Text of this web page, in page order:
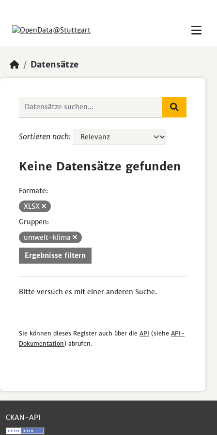
Datensätze
Sortieren nach
Keine Datensätze gefunden
Formate:
XLSX
Gruppen:
umwelt-klima
Ergebnisse filtern
Bitte versuch es mit einer anderen Suche.
Sie können dieses Register auch über die API (siehe API-
Dokumentation) abrufen.
CKAN-API